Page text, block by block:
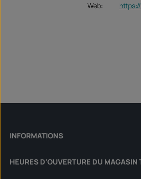
Web:
INFORMATIONS
HEURES D'OUVERTURE DU MAGASIN